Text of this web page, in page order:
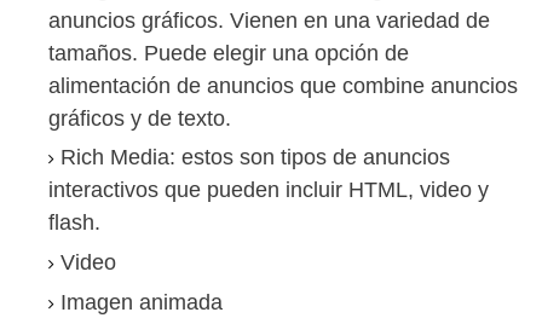
anuncios gráficos. Vienen en una variedad de
tamaños. Puede elegir una opción de
alimentación de anuncios que combine anuncios
gráficos y de texto.
Rich Media: estos son tipos de anuncios
interactivos que pueden incluir HTML, video y
flash.
Video
Imagen animada